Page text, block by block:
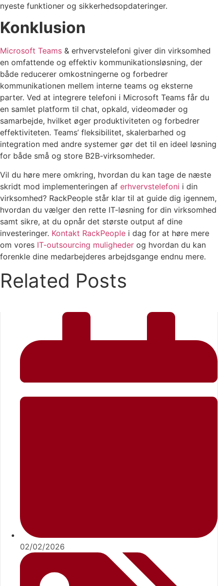
nyeste funktioner og sikkerhedsopdateringer.
Konklusion
Microsoft Teams & erhvervstelefoni giver din virksomhed
en omfattende og effektiv kommunikationsløsning, der
både reducerer omkostningerne og forbedrer
kommunikationen mellem interne teams og eksterne
parter. Ved at integrere telefoni i Microsoft Teams får du
en samlet platform til chat, opkald, videomøder og
samarbejde, hvilket øger produktiviteten og forbedrer
effektiviteten. Teams’ fleksibilitet, skalerbarhed og
integration med andre systemer gør det til en ideel løsning
for både små og store B2B-virksomheder.
Vil du høre mere omkring, hvordan du kan tage de næste
skridt mod implementeringen af erhvervstelefoni i din
virksomhed? RackPeople står klar til at guide dig igennem,
hvordan du vælger den rette IT-løsning for din virksomhed
samt sikre, at du opnår det største output af dine
investeringer. Kontakt RackPeople i dag for at høre mere
om vores IT-outsourcing muligheder og hvordan du kan
forenkle dine medarbejderes arbejdsgange endnu mere.
Related Posts
02/02/2026